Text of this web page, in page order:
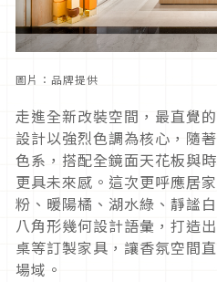
圖片：品牌提供
走進全新改裝空間，最直覺
設計以強烈色調為核心，隨
色系，搭配全鏡面天花板與
更具未來感。這次更呼應居
粉、暖陽橘、湖水綠、靜謐
八角形幾何設計語彙，打造
桌等訂製家具，讓香氛空間
場域。